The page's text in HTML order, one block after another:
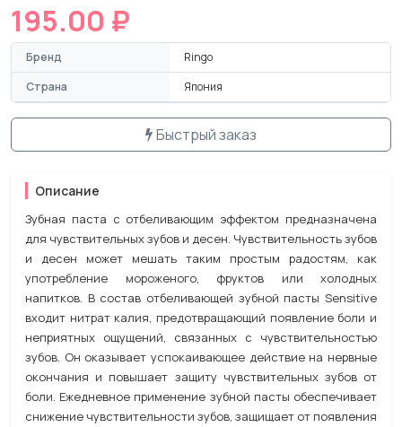
195.00 ₽
Бренд
Ringo
Страна
Япония
Быстрый заказ
Описание
Зубная паста с отбеливающим эффектом предназначена
для чувствительных зубов и десен. Чувствительность зубов
и десен может мешать таким простым радостям, как
употребление мороженого, фруктов или холодных
напитков. В состав отбеливающей зубной пасты Sensitive
входит нитрат калия, предотвращающий появление боли и
неприятных ощущений, связанных с чувствительностью
зубов. Он оказывает успокаивающее действие на нервные
окончания и повышает защиту чувствительных зубов от
боли. Ежедневное применение зубной пасты обеспечивает
снижение чувствительности зубов, защищает от появления